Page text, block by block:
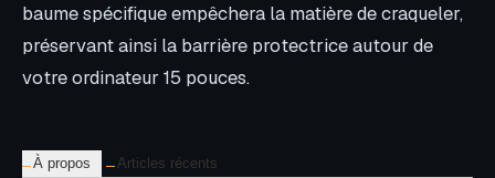
baume spécifique empêchera la matière de craqueler,
préservant ainsi la barrière protectrice autour de
votre ordinateur 15 pouces.
À propos Articles récents